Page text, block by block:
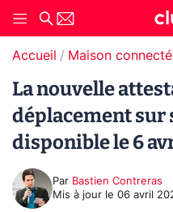
Accueil Maison
La nouvelle
déplacement sur
disponible le 6
Par Bastien Contreras
Mis à jour le 06 avril